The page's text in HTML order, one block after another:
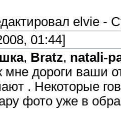
elvie -
01:44]
, Bratz, natali-
мне дороги ваши
. Некоторые
фото уже в